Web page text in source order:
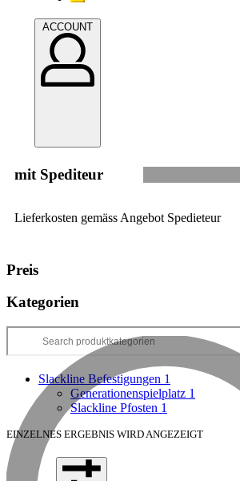
ACCOUNT
mit Spediteur
Lieferkosten gemäss Angebot Spedieteur
Preis
Kategorien
Slackline Befestigungen 1
Generationenspielplatz 1
Slackline Pfosten 1
EINZELNES ERGEBNIS WIRD ANGEZEIGT